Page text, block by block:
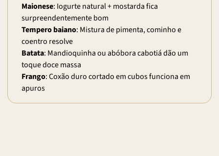
Maionese: Iogurte natural + mostarda fica
surpreendentemente bom
Tempero baiano: Mistura de pimenta, cominho e
coentro resolve
Batata: Mandioquinha ou abóbora cabotiá dão um
toque doce massa
Frango: Coxão duro cortado em cubos funciona em
apuros